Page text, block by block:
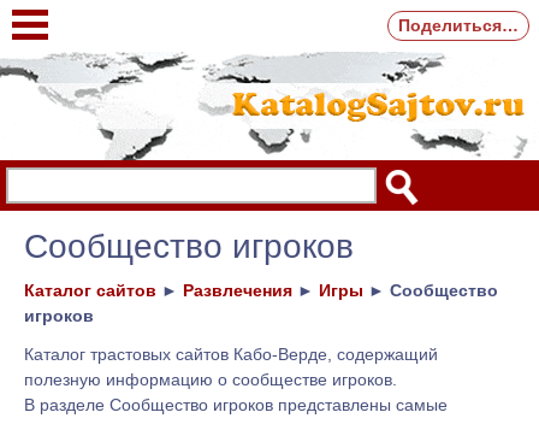
Сообщество игроков
Каталог сайтов ► Развлечения ► Игры ► Сообщество
игроков
Каталог трастовых сайтов Кабо-Верде, содержащий
полезную информацию о сообществе игроков.
В разделе Сообщество игроков представлены самые
Поделиться…